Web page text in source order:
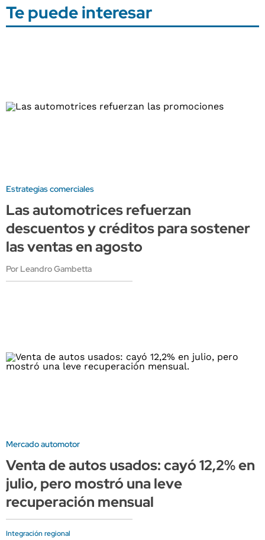
Te puede interesar
Estrategias comerciales
Las automotrices refuerzan
descuentos y créditos para sostener
las ventas en agosto
Por Leandro Gambetta
Mercado automotor
Venta de autos usados: cayó 12,2% en
julio, pero mostró una leve
recuperación mensual
Integración regional